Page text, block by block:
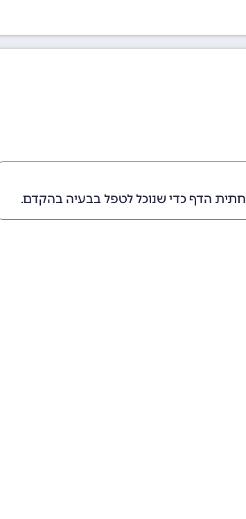
הדף כדי שנוכל לטפל בבעיה בהקדם.